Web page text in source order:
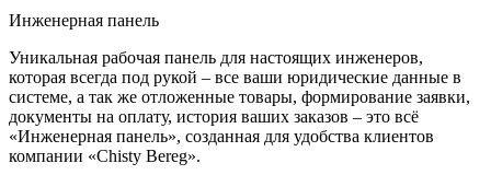
Инженерная панель
Уникальная рабочая панель для настоящих инженеров,
которая всегда под рукой – все ваши юридические данные в
системе, а так же отложенные товары, формирование заявки,
документы на оплату, история ваших заказов – это всё
«Инженерная панель», созданная для удобства клиентов
компании «Chisty Bereg».